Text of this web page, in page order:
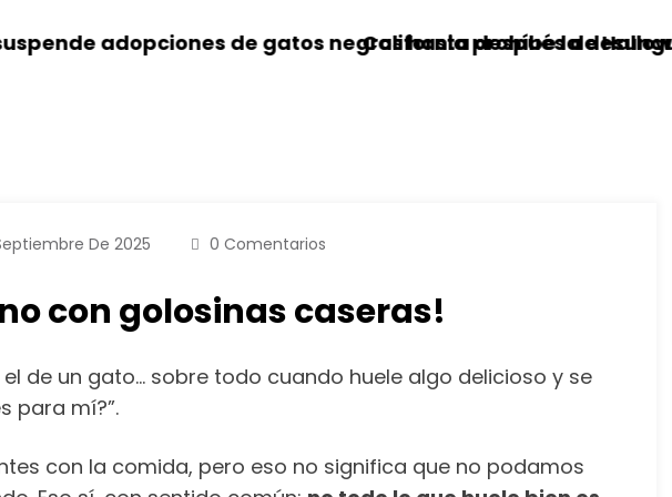
de gatos negros hasta después de Halloween
California prohíbe la desungulación en
De 2025 0 Comentarios
con golosinas caseras!
de un gato… sobre todo cuando huele algo delicioso y se
para mí?”.
con la comida, pero eso no significa que no podamos